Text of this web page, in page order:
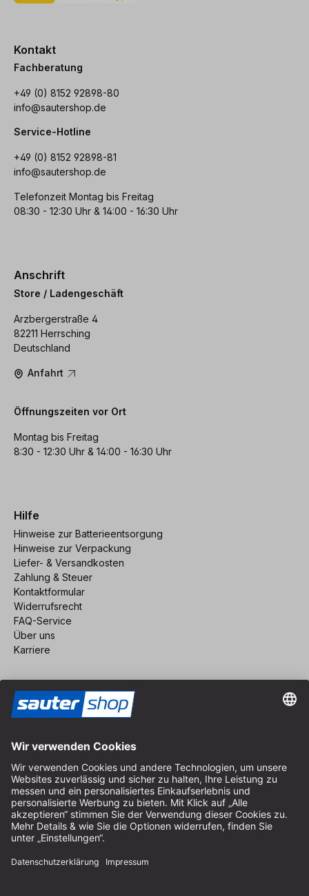
Kontakt
Fachberatung
+49 (0) 8152 92898-80
info@sautershop.de
Service-Hotline
+49 (0) 8152 92898-81
info@sautershop.de
Telefonzeit Montag bis Freitag
08:30 - 12:30 Uhr & 14:00 - 16:30 Uhr
Anschrift
Store / Ladengeschäft
Arzbergerstraße 4
82211 Herrsching
Deutschland
Anfahrt
Öffnungszeiten vor Ort
Montag bis Freitag
8:30 - 12:30 Uhr & 14:00 - 16:30 Uhr
Hilfe
Hinweise zur Batterieentsorgung
Hinweise zur Verpackung
Liefer- & Versandkosten
Zahlung & Steuer
Kontaktformular
Widerrufsrecht
FAQ-Service
Über uns
Karriere
Impressum
AGB
Datenschutz
Cookie-Einstellungen
© 2026 sauter GmbH